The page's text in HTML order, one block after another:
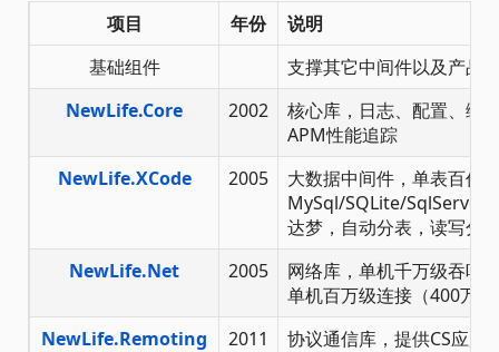
项目 年份
说明
基础组件
支撑其它中间件以及产品
NewLife.Core
2002
核心库，日志、配置、缓
APM性能追踪
NewLife.XCode
2005
大数据中间件，单表百亿
MySql/SQLite/
达梦，自动分表，读写分
NewLife.Net
2005
网络库，单机千万级吞吐
单机百万级连接（400万
NewLife.Remoting
2011
协议通信库，提供CS应用